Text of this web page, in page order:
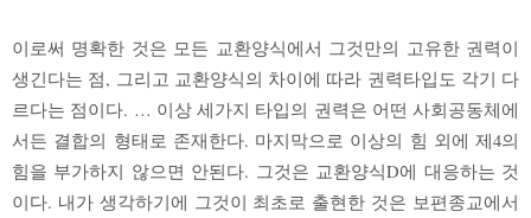
이로써 명확한 것은 모든 교환양식에서 그것만의 고유한 권력이
생긴다는 점, 그리고 교환양식의 차이에 따라 권력타입도 각기 다
르다는 점이다. … 이상 세가지 타입의 권력은 어떤 사회공동체에
서든 결합의 형태로 존재한다. 마지막으로 이상의 힘 외에 제4의
힘을 부가하지 않으면 안된다. 그것은 교환양식D에 대응하는 것
이다. 내가 생각하기에 그것이 최초로 출현한 것은 보편종교에서